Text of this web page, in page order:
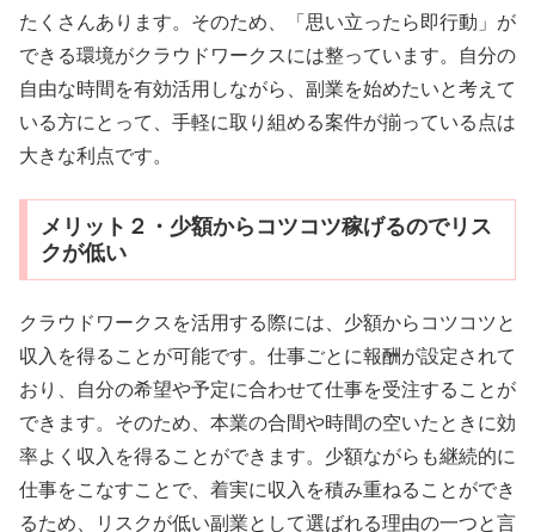
たくさんあります。そのため、「思い立ったら即行動」が
できる環境がクラウドワークスには整っています。自分の
自由な時間を有効活用しながら、副業を始めたいと考えて
いる方にとって、手軽に取り組める案件が揃っている点は
大きな利点です。
メリット２・少額からコツコツ稼げるのでリス
クが低い
クラウドワークスを活用する際には、少額からコツコツと
収入を得ることが可能です。仕事ごとに報酬が設定されて
おり、自分の希望や予定に合わせて仕事を受注することが
できます。そのため、本業の合間や時間の空いたときに効
率よく収入を得ることができます。少額ながらも継続的に
仕事をこなすことで、着実に収入を積み重ねることができ
るため、リスクが低い副業として選ばれる理由の一つと言